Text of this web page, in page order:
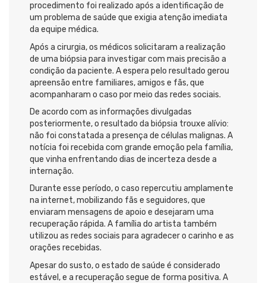
procedimento foi realizado após a identificação de
um problema de saúde que exigia atenção imediata
da equipe médica.
Após a cirurgia, os médicos solicitaram a realização
de uma biópsia para investigar com mais precisão a
condição da paciente. A espera pelo resultado gerou
apreensão entre familiares, amigos e fãs, que
acompanharam o caso por meio das redes sociais.
De acordo com as informações divulgadas
posteriormente, o resultado da biópsia trouxe alívio:
não foi constatada a presença de células malignas. A
notícia foi recebida com grande emoção pela família,
que vinha enfrentando dias de incerteza desde a
internação.
Durante esse período, o caso repercutiu amplamente
na internet, mobilizando fãs e seguidores, que
enviaram mensagens de apoio e desejaram uma
recuperação rápida. A família do artista também
utilizou as redes sociais para agradecer o carinho e as
orações recebidas.
Apesar do susto, o estado de saúde é considerado
estável, e a recuperação segue de forma positiva. A